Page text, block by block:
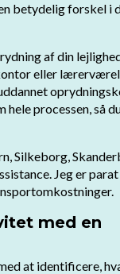
betydelig forskel i
af din
eller
processen, så
Silkeborg,
Jeg er
med en
at identificere,